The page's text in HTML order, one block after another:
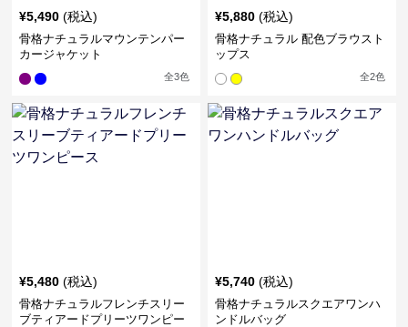
¥5,490 (税込)
骨格ナチュラルマウンテンパー
カージャケット
全3色
¥5,880 (税込)
骨格ナチュラル 配色ブラウスト
ップス
全2色
¥5,480 (税込)
骨格ナチュラルフレンチスリー
ブティアードプリーツワンピー
¥5,740 (税込)
骨格ナチュラルスクエアワンハ
ンドルバッグ